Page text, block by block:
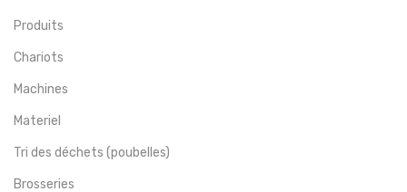
Produits
Chariots
Machines
Materiel
Tri des déchets (poubelles)
Brosseries